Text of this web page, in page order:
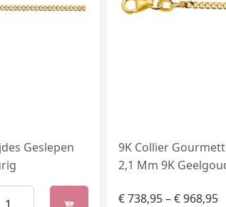
Geslepen
9K Collier
2,1 Mm 9K
€738,95–€968,95